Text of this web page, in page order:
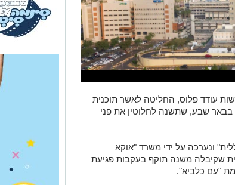
עודד פלוס, החליטה לאשר תוכנית
בבאר שבע, שתשנה לחלוטין את פני
ונערכה על ידי משרד "אוקא
שקיבלה משנה תוקף בעקבות פגיעת
"עם כלביא".